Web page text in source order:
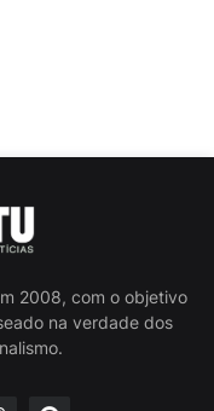
2008, com o objetivo
na verdade dos